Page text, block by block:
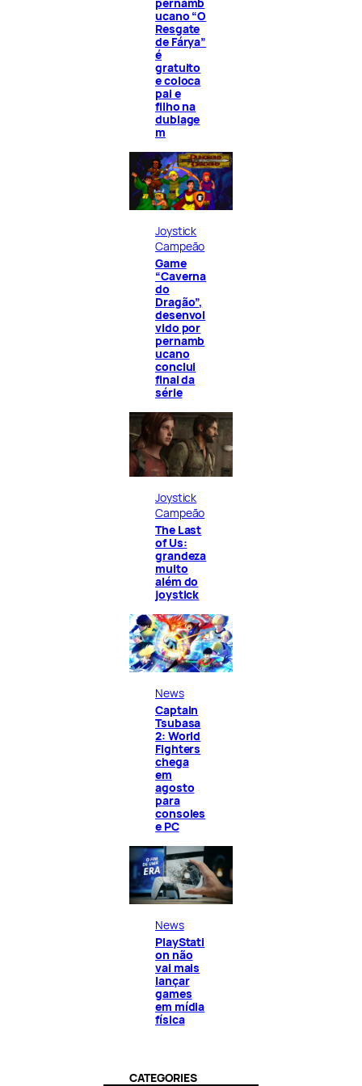
ucano “O
Resgate
de Fárya”
é
gratuito
e coloca
pai e
filho na
dublage
m
Joystick
Campeão
Game
“Caverna
do
Dragão”,
desenvol
vido por
pernamb
ucano
conclui
final da
série
Joystick
Campeão
The Last
of Us:
grandeza
muito
além do
joystick
News
Captain
Tsubasa
2: World
Fighters
chega
em
agosto
para
consoles
e PC
News
PlayStati
on não
vai mais
lançar
games
em mídia
física
CATEGORIES